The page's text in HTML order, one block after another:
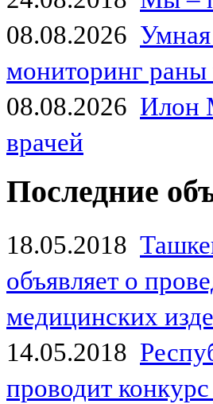
08.08.2026 Умная
мониторинг раны
08.08.2026 Илон
врачей
Последние
18.05.2018
объявляет о
медицинских
14.05.2018
проводит